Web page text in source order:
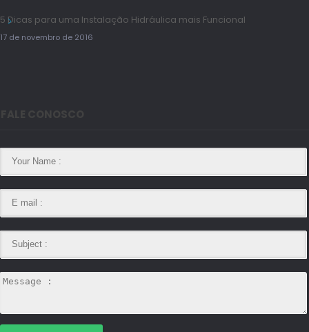
5 Dicas para uma Instalação Hidráulica mais Funcional
17 de novembro de 2016